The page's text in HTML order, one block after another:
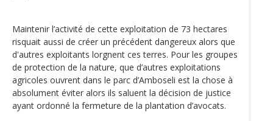
Maintenir l’activité de cette exploitation de 73 hectares
risquait aussi de créer un précédent dangereux alors que
d'autres exploitants lorgnent ces terres. Pour les groupes
de protection de la nature, que d’autres exploitations
agricoles ouvrent dans le parc d’Amboseli est la chose à
absolument éviter alors ils saluent la décision de justice
ayant ordonné la fermeture de la plantation d’avocats.